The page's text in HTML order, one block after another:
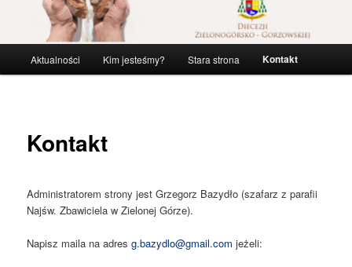
Aktualności Kim jesteśmy? Stara strona Kontakt
Kontakt
Administratorem strony jest Grzegorz Bazydło (szafarz z parafii
Najśw. Zbawiciela w Zielonej Górze).
Napisz maila na adresg.bazydlo@gmail.com jeżeli: